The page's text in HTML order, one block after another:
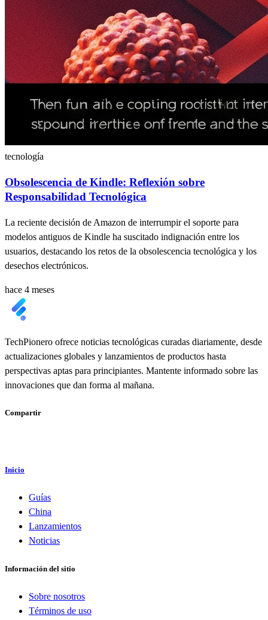
tecnología
Obsolescencia de Kindle: Reflexión sobre
Responsabilidad Tecnológica
La reciente decisión de Amazon de interrumpir el soporte para
modelos antiguos de Kindle ha suscitado indignación entre los
usuarios, destacando los retos de la obsolescencia tecnológica y los
desechos electrónicos.
hace 4 meses
TechPionero ofrece noticias tecnológicas curadas diariamente, desde
actualizaciones globales y lanzamientos de productos hasta
perspectivas aptas para principiantes. Mantente informado sobre las
innovaciones que dan forma al mañana.
Compartir
Inicio
Guías
China
Lanzamientos
Noticias
Información del sitio
Sobre nosotros
Términos de uso